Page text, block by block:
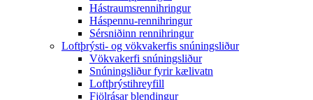
Hástraumsrennihringur
Háspennu-rennihringur
Sérsniðinn rennihringur
Loftþrýsti- og vökvakerfis snúningsliður
Vökvakerfi snúningsliður
Snúningsliður fyrir kælivatn
Loftþrýstihreyfill
Fjölrásar blendingur